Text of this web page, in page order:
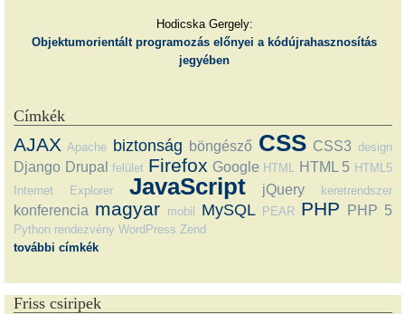
Hodicska Gergely:
Objektumorientált programozás előnyei a kódújrahasznosítás
jegyében
Címkék
AJAX Apache biztonság böngésző CSS CSS3 design
Django Drupal felület Firefox Google HTML HTML 5 HTML5
Internet Explorer
JavaScript jQuery keretrendszer
konferencia magyar mobil MySQL PEAR PHP PHP 5
Python rendezvény WordPress Zend
további címkék
Friss csiripek